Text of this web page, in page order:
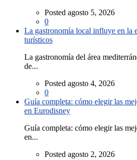
Posted agosto 5, 2026
0
La gastronomía local influye en la
turísticos
La gastronomía del área
de...
Posted agosto 4, 2026
0
Guía completa: cómo elegir las
en Eurodisney
Guía completa: cómo elegir las
en...
Posted agosto 2, 2026